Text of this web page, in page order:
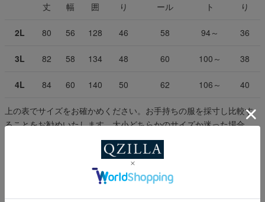
丈
幅
囲
り
ール
ト
り
2L 80 56 128 46 58 94～ 36
3L 82 58 134 48 60 100～ 38
4L 84 60 140 50 62 106～ 40
上の表でサイズをお確かめください。お手持ちの服を採寸し比較す
ることをお勧めいたします。大小どちらかのサイズか迷った場合、
タイトなフィットが好みであれば小さい方、ルーズなフィットが好
みであれば大きい方のサイズをお選びください。